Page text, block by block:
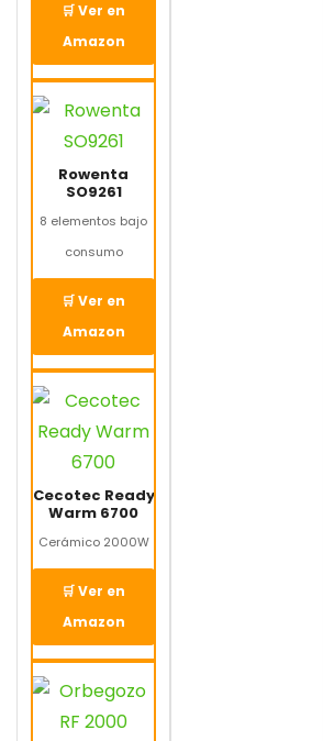
🛒 Ver en
Amazon
Rowenta
SO9261
8 elementos bajo
consumo
🛒 Ver en
Amazon
Cecotec Ready
Warm 6700
Cerámico 2000W
🛒 Ver en
Amazon